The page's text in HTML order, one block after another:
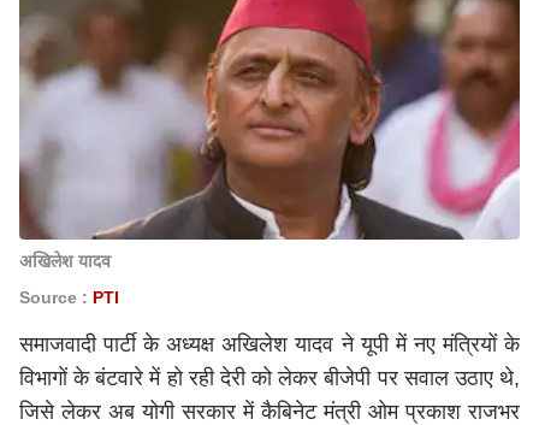
अखिलेश यादव
Source : PTI
समाजवादी पार्टी के अध्यक्ष अखिलेश यादव ने यूपी में नए मंत्रियों के
विभागों के बंटवारे में हो रही देरी को लेकर बीजेपी पर सवाल उठाए थे,
जिसे लेकर अब योगी सरकार में कैबिनेट मंत्री ओम प्रकाश राजभर